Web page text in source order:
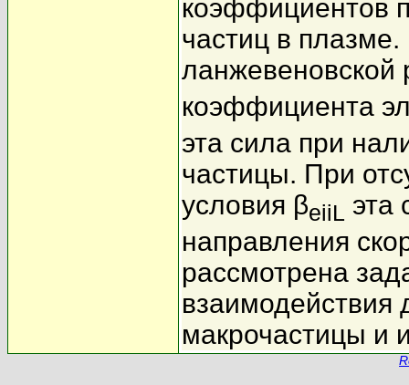
коэффициентов
частиц в
ланжевеновской
коэффициента
эта сила при
частицы. При
условия βeiiL эта
направления
рассмотрена
макрочастицы и